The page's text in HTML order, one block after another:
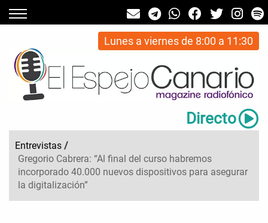
Lunes a viernes de 8:00 a 11:30
Directo
Entrevistas /
Gregorio Cabrera: “Al final del curso habremos
incorporado 40.000 nuevos dispositivos para asegurar
la digitalización”